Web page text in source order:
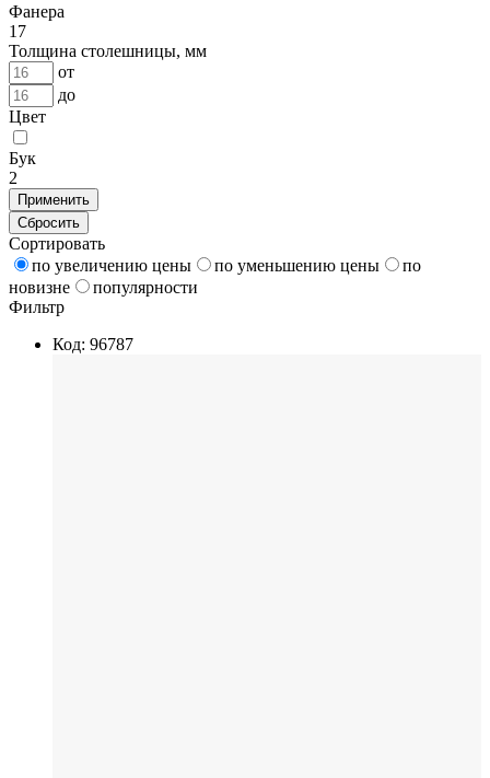
Фанера
17
Толщина столешницы, мм
от
до
Цвет
Бук
2
Применить
Сбросить
Сортировать
по увеличению цены
по уменьшению цены
по
новизне
популярности
Фильтр
Код: 96787